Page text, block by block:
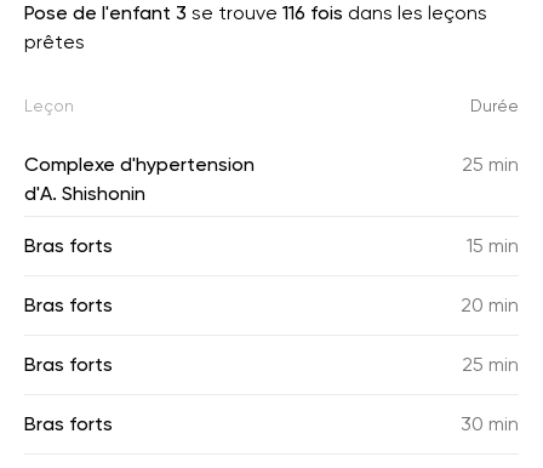
Pose de l'enfant 3 se trouve 116 fois dans les leçons
prêtes
Leçon Durée
Complexe d'hypertension
d'A. Shishonin
25 min
Bras forts 15 min
Bras forts 20 min
Bras forts 25 min
Bras forts 30 min